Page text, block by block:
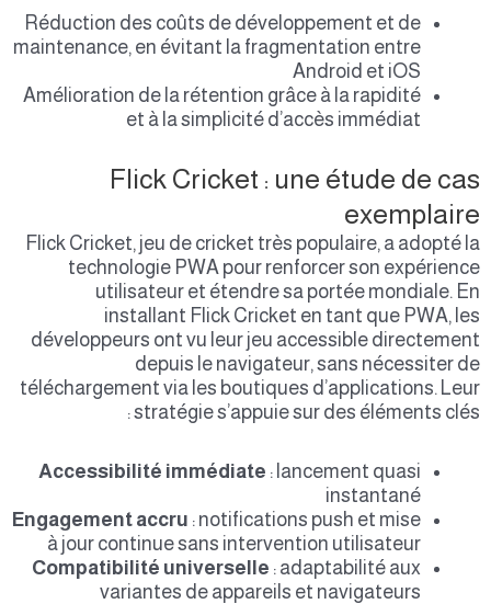
Réduction des coûts de développement et de
maintenance, en évitant la fragmentation entre
Android et iOS
Amélioration de la rétention grâce à la rapidité
et à la simplicité d’accès immédiat
Flick Cricket : une étude de cas
exemplaire
Flick Cricket, jeu de cricket très populaire, a adopté la
technologie PWA pour renforcer son expérience
utilisateur et étendre sa portée mondiale. En
installant Flick Cricket en tant que PWA, les
développeurs ont vu leur jeu accessible directement
depuis le navigateur, sans nécessiter de
téléchargement via les boutiques d’applications. Leur
stratégie s’appuie sur des éléments clés :
Accessibilité immédiate : lancement quasi
instantané
Engagement accru : notifications push et mise
à jour continue sans intervention utilisateur
Compatibilité universelle : adaptabilité aux
variantes de appareils et navigateurs